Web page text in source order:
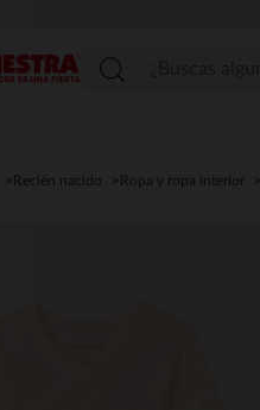
Recién nacido Ropa y ropa interior